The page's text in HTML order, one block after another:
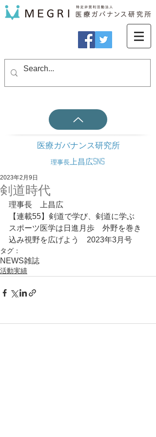
医療ガバナンス研究所
理事長 上昌広SNS
剣道時代
2023年2月9日
理事長　上昌広
【連載55】剣道で学び、剣道に学ぶ
スポーツ医学は日進月歩　外野を巻き
込み視野を広げよう	2023年3月号
タグ：
NEWS雑誌
活動実績